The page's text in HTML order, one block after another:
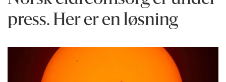
press. Her er en løsning